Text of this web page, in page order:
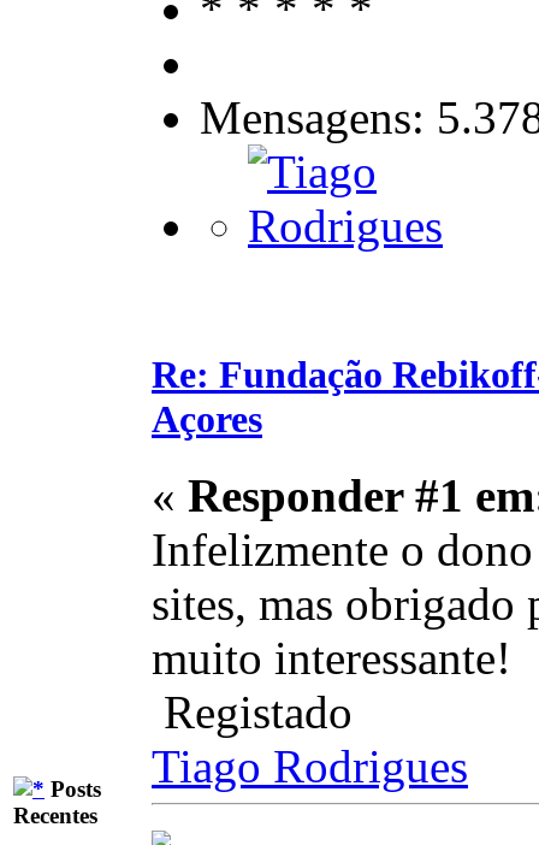
Posts
Recentes
Mensagens:
Re: Fundação
Açores
« Responder #1
Infelizmente o
sites, mas obrigado
muito interessante!
Registado
Tiago Rodrigues